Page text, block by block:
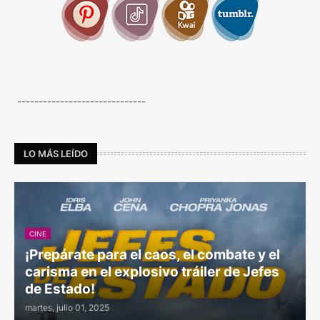
------------------------------
LO MÁS LEÍDO
CINE
¡Prepárate para el caos, el combate y el
carisma en el explosivo tráiler de Jefes
de Estado!
martes, julio 01, 2025